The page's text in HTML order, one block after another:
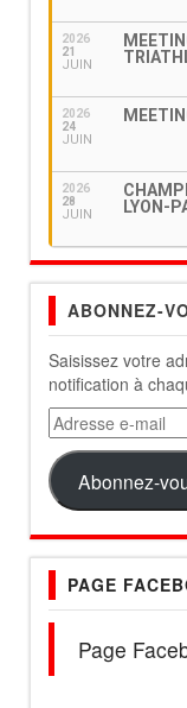
2026
21
JUIN
2026
24
JUIN
2026
28
JUIN
LYON-
ABONNEZ-
Saisissez votre
notification à
Adresse
e-
mail
Abonnez-
PAGE
Page